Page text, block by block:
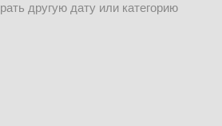
другую дату или категорию